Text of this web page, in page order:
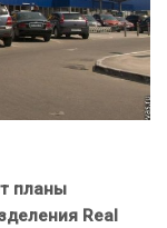
планы
Real